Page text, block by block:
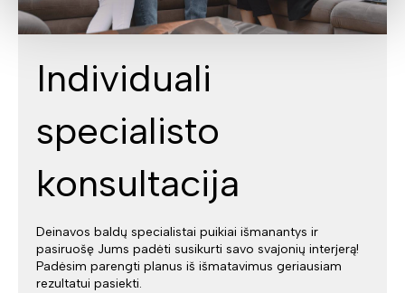
Individuali
specialisto
konsultacija
Deinavos baldų specialistai puikiai išmanantys ir
pasiruošę Jums padėti susikurti savo svajonių interjerą!
Padėsim parengti planus iš išmatavimus geriausiam
rezultatui pasiekti.